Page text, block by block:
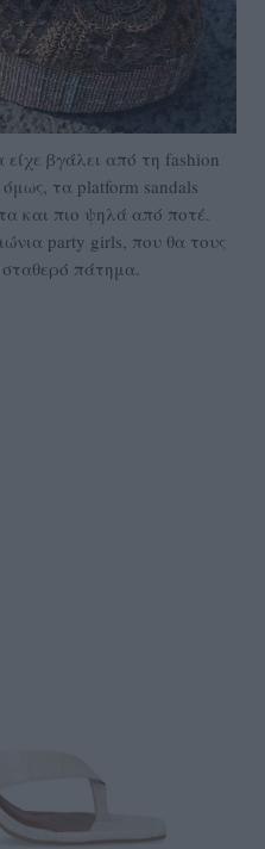
βγάλει από τη fashion
τα platform sandals
και πιο ψηλά από ποτέ.
party girls, που θα τους
σταθερό πάτημα.